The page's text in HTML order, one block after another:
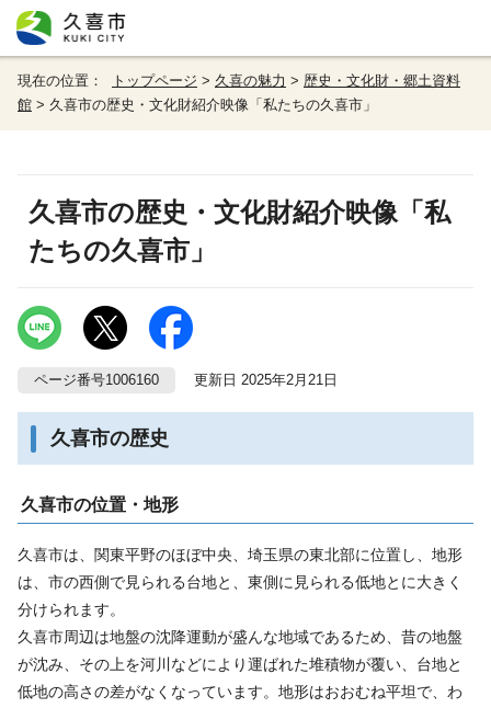
現在の位置： トップページ > 久喜の魅力 > 歴史・文化財・郷土資料
館 > 久喜市の歴史・文化財紹介映像「私たちの久喜市」
久喜市の歴史・文化財紹介映像「私
たちの久喜市」
ページ番号1006160 更新日 2025年2月21日
久喜市の歴史
久喜市の位置・地形
久喜市は、関東平野のほぼ中央、埼玉県の東北部に位置し、地形
は、市の西側で見られる台地と、東側に見られる低地とに大きく
分けられます。
久喜市周辺は地盤の沈降運動が盛んな地域であるため、昔の地盤
が沈み、その上を河川などにより運ばれた堆積物が覆い、台地と
低地の高さの差がなくなっています。地形はおおむね平坦で、わ